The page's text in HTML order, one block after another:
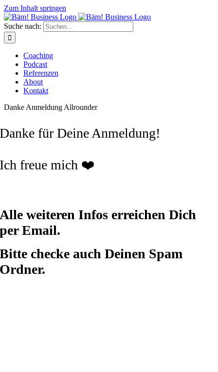
Zum Inhalt springen
Suche nach:
Coaching
Podcast
Referenzen
About
Kontakt
Danke Anmeldung Allrounder
Danke für Deine Anmeldung!
Ich freue mich ❤️
Alle weiteren Infos erreichen Dich
per Email.
Bitte checke auch Deinen Spam
Ordner.